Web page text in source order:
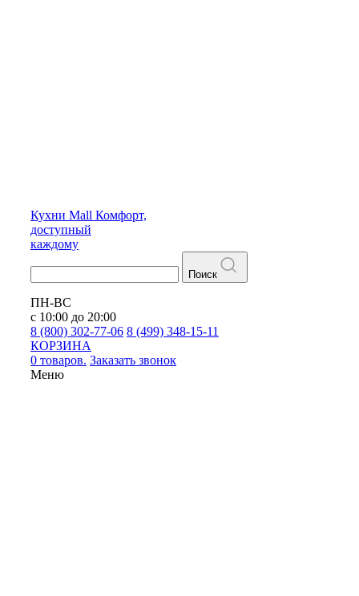
Кухни Mall Комфорт,
доступный
каждому
Поиск
ПН-ВС
с 10:00 до 20:00
8 (800) 302-77-06 8 (499) 348-15-11
КОРЗИНА
0 товаров. Заказать звонок
Меню